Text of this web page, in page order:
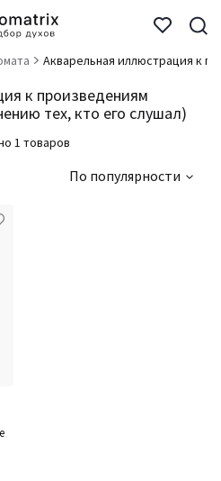
Акварельная иллюстрация к
к произведениям
тех, кто его слушал)
1 товаров
По популярности